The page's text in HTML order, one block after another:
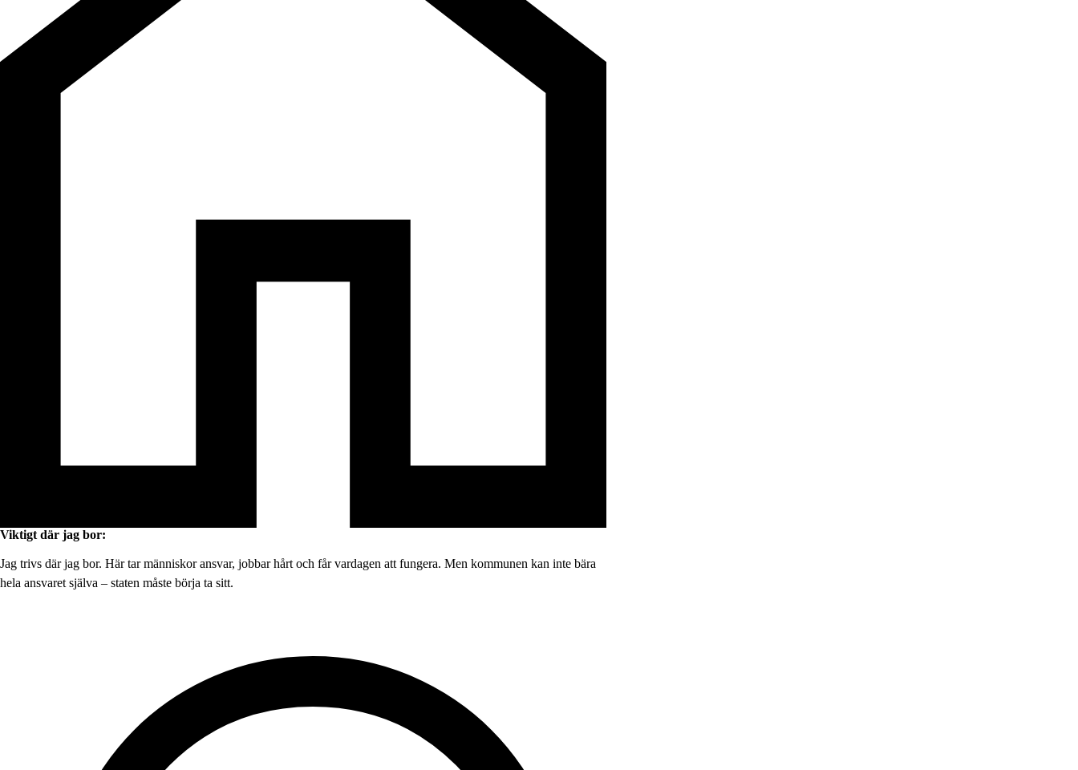
Viktigt där jag bor:
Jag trivs där jag bor. Här tar människor ansvar, jobbar hårt och får vardagen att fungera. Men kommunen kan inte bära
hela ansvaret själva – staten måste börja ta sitt.